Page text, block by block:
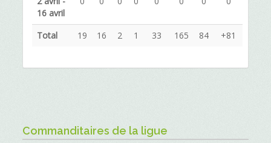
16 avril
Total 19 16 2 1 33 165 84 +81
Commanditaires de la ligue